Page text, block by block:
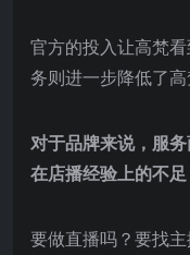
官方的投入让高梵
务则进一步降低了高
对于品牌来说，服
在店播经验上的不足
要做直播吗？要找